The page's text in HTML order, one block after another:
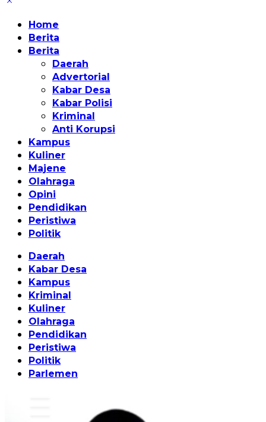
Home
Berita
Berita
Daerah
Advertorial
Kabar Desa
Kabar Polisi
Kriminal
Anti Korupsi
Kampus
Kuliner
Majene
Olahraga
Opini
Pendidikan
Peristiwa
Politik
Daerah
Kabar Desa
Kampus
Kriminal
Kuliner
Olahraga
Pendidikan
Peristiwa
Politik
Parlemen